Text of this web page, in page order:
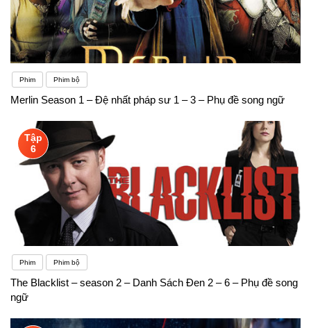
Phim Phim bộ
Merlin Season 1 – Đệ nhất pháp sư 1 – 3 – Phụ đề song ngữ
Tập
6
Phim Phim bộ
The Blacklist – season 2 – Danh Sách Đen 2 – 6 – Phụ đề song
ngữ